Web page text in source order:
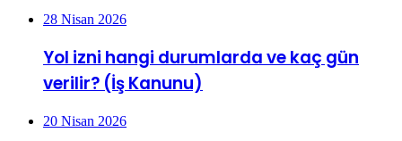
28 Nisan 2026
Yol izni hangi durumlarda ve kaç gün
verilir? (İş Kanunu)
20 Nisan 2026